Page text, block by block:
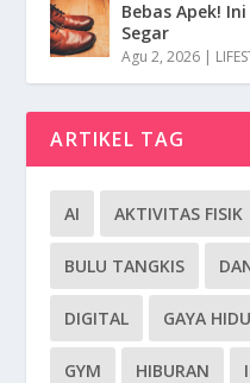
Bebas Apek!
Segar
Agu 2, 2026 |
ARTIKEL TAG
AI AKTIVITAS FISIK
BULU TANGKIS
DIGITAL GAYA
GYM HIBURAN